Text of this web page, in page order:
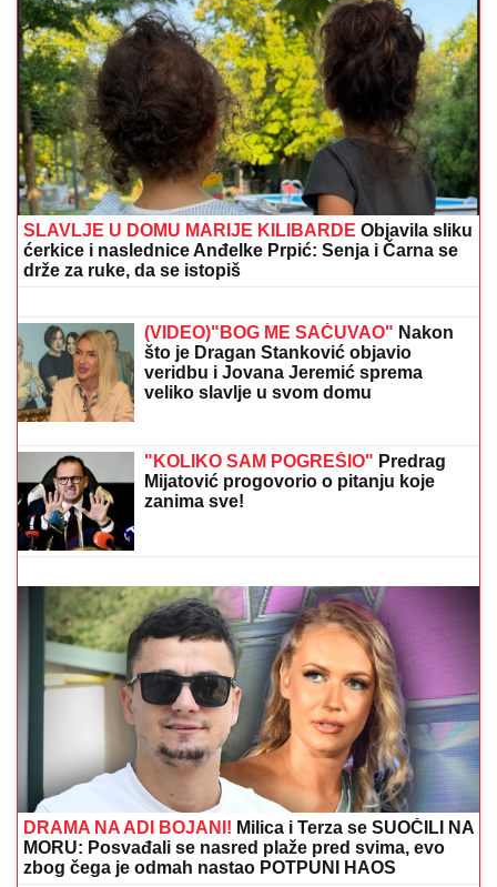
"EKSPLOZIJA" NA MESECU KAO TRI TONE TNT:
Komad Maskove rakete "Falkon 9" pao na lunarnu
površinu, između kratera Bel i Ajnštajn
"NEĆE BITI KAO ONA KOJU PIŠU
OČAJNICE"Jovana Jeremić sprema
haos, o ovome će svi brujati: Potkačila
bivše i sve muškarce
(VIDEO) ŠOK OBRT NAKON BURNOG
SUSRETA SA MILICOM NA ADI
BOJANI Terza video Barbaru! Dva
puta pričali, a onda ga pozvala:
SLAVLJE U DOMU MARIJE KILIBARDEObjavila sliku
ćerkice i naslednice Anđelke Prpić: Senja i Čarna se
drže za ruke, da se istopiš
VAŽNOUPOZORENjE ZA VOZAČE:
Sprema se opšti haos, očekuju se
velike gužve širom Srbije
(VIDEO)"BOG ME SAČUVAO"Nakon
što je Dragan Stanković objavio